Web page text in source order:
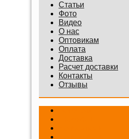
Статьи
Фото
Видео
О нас
Оптовикам
Оплата
Доставка
Расчет доставки
Контакты
Отзывы